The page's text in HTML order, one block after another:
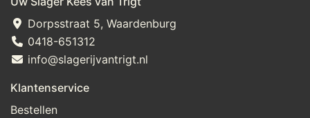
Dorpsstraat 5, Waardenburg
0418-651312
info@slagerijvantrigt.nl
Klantenservice
Bestellen